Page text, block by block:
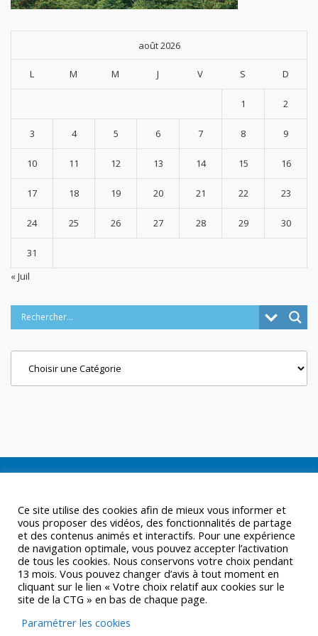
août 2026
L M M J V S D
1 2
3 4 5 6 7 8 9
10 11 12 13 14 15 16
17 18 19 20 21 22 23
24 25 26 27 28 29 30
31
« Juil
Ce site utilise des cookies afin de mieux vous informer et
vous proposer des vidéos, des fonctionnalités de partage
et des contenus animés et interactifs. Pour une expérience
de navigation optimale, vous pouvez accepter l’activation
de tous les cookies. Nous conservons votre choix pendant
13 mois. Vous pouvez changer d’avis à tout moment en
cliquant sur le lien « Votre choix relatif aux cookies sur le
site de la CTG » en bas de chaque page.
Paramétrer les cookies